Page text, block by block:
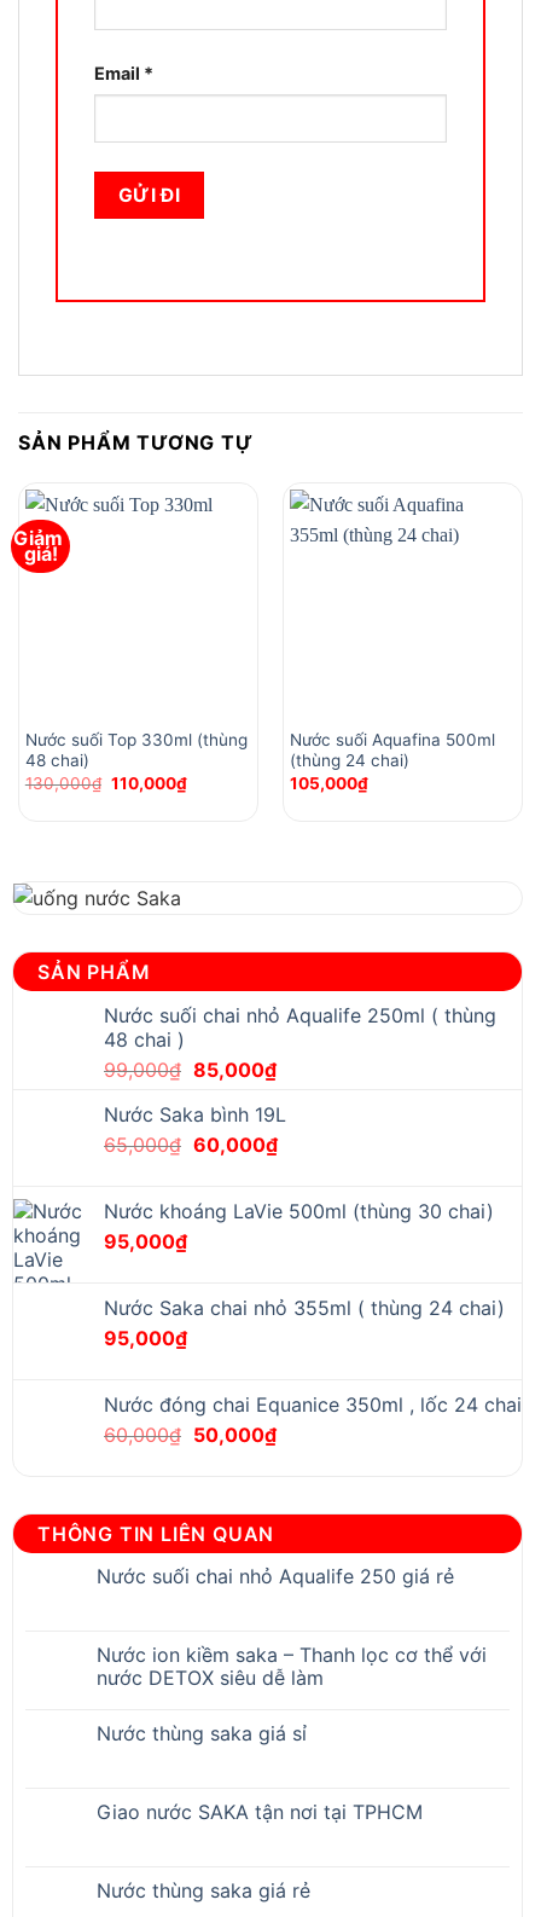
Email *
SẢN PHẨM TƯƠNG TỰ
Giảm
giá!
Nước suối Top 330ml (thùng
48 chai)
130,000₫ Original
price
110,000₫Current
price
Nước suối Aquafina 500ml
(thùng 24 chai)
105,000₫
SẢN PHẨM
Nước suối chai nhỏ Aqualife 250ml ( thùng
48 chai )
99,000₫ Original
was:
99,000₫.
85,000₫Current
is:
85,000₫.
Nước Saka bình 19L
65,000₫ Original
65,000₫.
60,000₫Current
60,000₫.
Nước khoáng LaVie 500ml (thùng 30 chai)
95,000₫
Nước Saka chai nhỏ 355ml ( thùng 24 chai)
95,000₫
Nước đóng chai Equanice 350ml , lốc 24 chai
60,000₫ Original
60,000₫.
50,000₫Current
50,000₫.
THÔNG TIN LIÊN QUAN
Nước suối chai nhỏ Aqualife 250 giá rẻ
Nước ion kiềm saka – Thanh lọc cơ thể với
nước DETOX siêu dễ làm
Nước thùng saka giá sỉ
Giao nước SAKA tận nơi tại TPHCM
Nước thùng saka giá rẻ